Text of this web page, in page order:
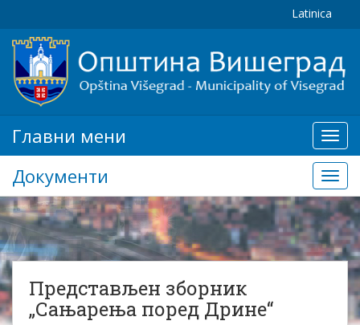
Latinica
мени
Главни мени
Документи
Представљен зборник
„Сањарења поред Дрине“